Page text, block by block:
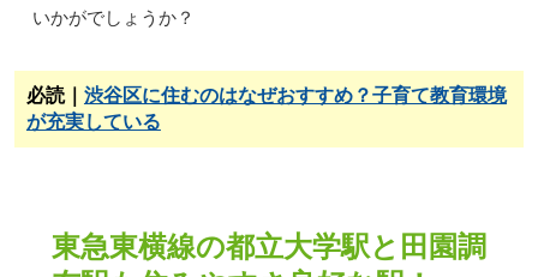
いかがでしょうか？
必読｜ 渋谷区に住むのはなぜおすすめ？子育て教育環境
が充実している
東急東横線の都立大学駅と田園調